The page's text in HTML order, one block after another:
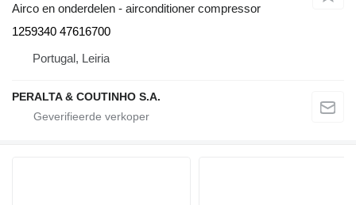
Airco en onderdelen - airconditioner compressor
1259340 47616700
Portugal, Leiria
PERALTA & COUTINHO S.A.